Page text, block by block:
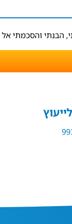
הבנתי והסכמתי אל